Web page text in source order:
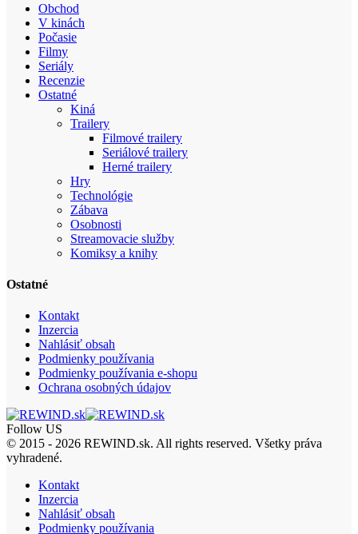
Obchod
V kinách
Počasie
Filmy
Seriály
Recenzie
Ostatné
Kiná
Trailery
Filmové trailery
Seriálové trailery
Herné trailery
Hry
Technológie
Zábava
Osobnosti
Streamovacie služby
Komiksy a knihy
Ostatné
Kontakt
Inzercia
Nahlásiť obsah
Podmienky používania
Podmienky používania e-shopu
Ochrana osobných údajov
Follow US
© 2015 - 2026 REWIND.sk. All rights reserved. Všetky práva
vyhradené.
Kontakt
Inzercia
Nahlásiť obsah
Podmienky používania